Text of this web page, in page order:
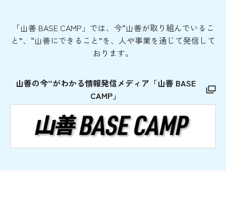
「山善 BASE CAMP」では、今“山善が取り組んでいるこ
と”、“山善にできること”を、人や事業を通じて発信して
おります。
山善の今”がわかる情報発信メディア「山善 BASE
CAMP」